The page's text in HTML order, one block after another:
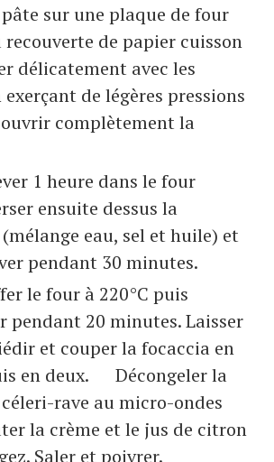
sur une plaque de four
de papier cuisson
délicatement avec les
de légères pressions
complètement la
1 heure dans le four
ensuite dessus la
eau, sel et huile) et
pendant 30 minutes.
le four à 220°C puis
pendant 20 minutes. Laisser
et couper la focaccia en
en deux. Décongeler la
rave au micro-ondes
la crème et le jus de citron
Saler et poivrer.